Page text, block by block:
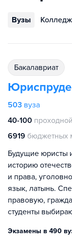
Вузы
бакалавриат
503 вуза
40-100
6919 бюджетных
Будущие юристы
историю
и права,
язык, латынь.
правовую,
студенты
Экзамены в 490